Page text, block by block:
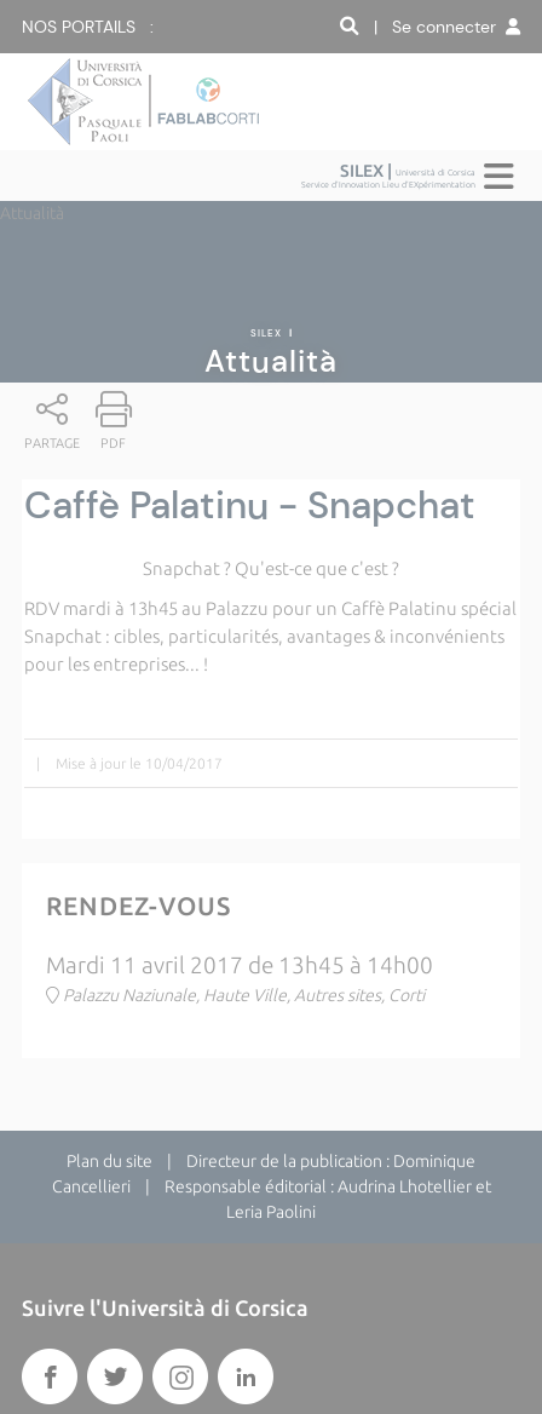
NOS PORTAILS : | Se connecter
SILEX |Università di Corsica
Service d'Innovation Lieu d'EXpérimentation
Attualità
SILEX |
Attualità
PARTAGE PDF
Caffè Palatinu - Snapchat
Snapchat ? Qu'est-ce que c'est ?
RDV mardi à 13h45 au Palazzu pour un Caffè Palatinu spécial
Snapchat : cibles, particularités, avantages & inconvénients
pour les entreprises... !
| Mise à jour le 10/04/2017
RENDEZ-VOUS
Mardi 11 avril 2017 de 13h45 à 14h00
Palazzu Naziunale, Haute Ville, Autres sites, Corti
Plan du site | Directeur de la publication : Dominique
Cancellieri | Responsable éditorial : Audrina Lhotellier et
Leria Paolini
Suivre l'Università di Corsica